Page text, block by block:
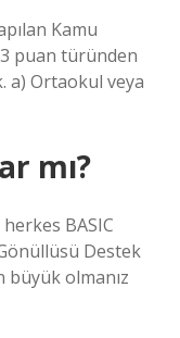
Kamu
puan türünden
a) Ortaokul veya
mı?
BASIC
Destek
büyük olmanız